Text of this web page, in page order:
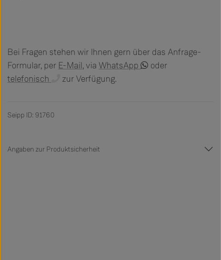
Bei Fragen stehen wir Ihnen gern über das Anfrage-
Formular, per E-Mail, via WhatsApp
oder
telefonisch
zur Verfügung.
Seipp ID: 91760
Angaben zur Produktsicherheit